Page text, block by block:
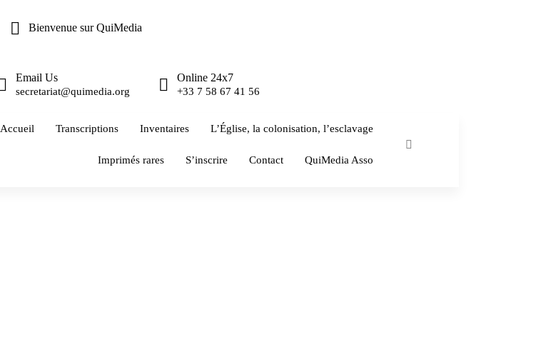
Bienvenue sur QuiMedia
Email Us
secretariat@quimedia.org
Online 24x7
+33 7 58 67 41 56
Accueil Transcriptions Inventaires L’Église, la colonisation, l’esclavage
Imprimés rares S’inscrire Contact QuiMedia Asso